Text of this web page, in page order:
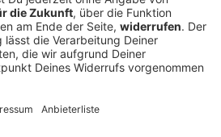
Klose: «Wahnsinnig gute
1. FC Nürnberg öffentlich
es nach Trainer-Urgestein
nach oben.